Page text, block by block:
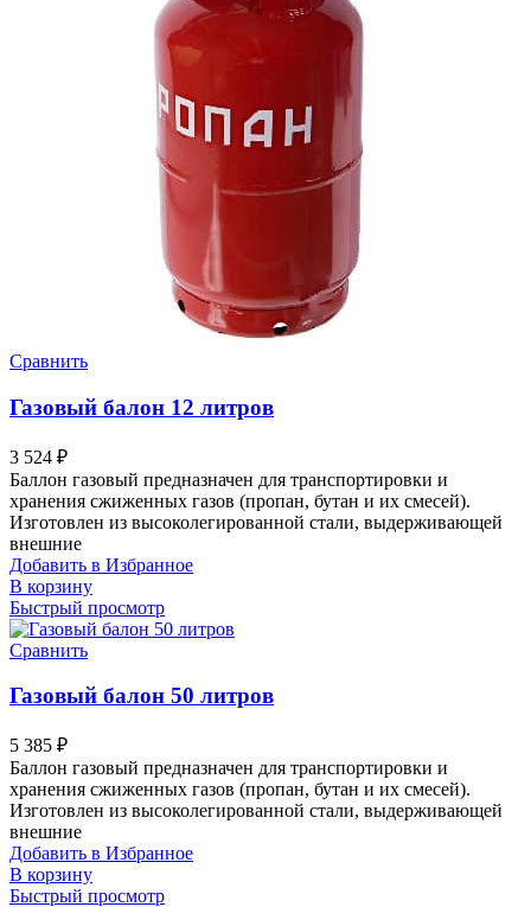
Сравнить
Газовый балон 12 литров
3 524 ₽
Баллон газовый предназначен для транспортировки и
хранения сжиженных газов (пропан, бутан и их смесей).
Изготовлен из высоколегированной стали, выдерживающей
внешние
Добавить в Избранное
В корзину
Быстрый просмотр
Сравнить
Газовый балон 50 литров
5 385 ₽
Баллон газовый предназначен для транспортировки и
хранения сжиженных газов (пропан, бутан и их смесей).
Изготовлен из высоколегированной стали, выдерживающей
внешние
Добавить в Избранное
В корзину
Быстрый просмотр